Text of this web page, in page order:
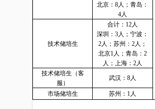
北京： 8人；青岛：
4人
技术储培生
合计： 12人
深圳： 3人；宁波：
2人；苏州：2人；
北京1人；青岛：2
人；上海：2人
技术储培生（客
服）
武汉： 8人
市场储培生 苏州： 1人